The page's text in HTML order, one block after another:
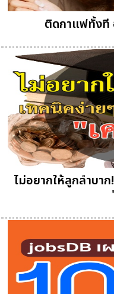
ติดกาแฟทั้งที
ไม่อยากให้ลูกลำบา